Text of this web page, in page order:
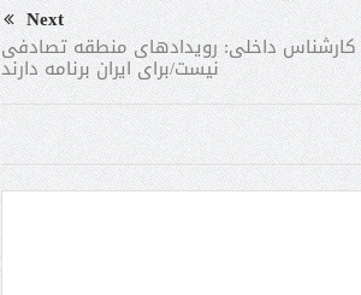
Next
کارشناس داخلی: رویدادهای منطقه تصادفی
نیست/برای ایران برنامه دارند